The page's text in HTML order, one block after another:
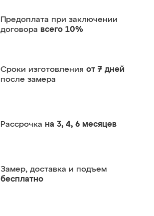
Предоплата при заключении
договора всего 10%
Сроки изготовления от 7 дней
после замера
Рассрочка на 3, 4, 6 месяцев
Замер, доставка и подъем
бесплатно